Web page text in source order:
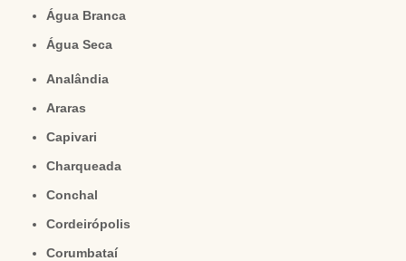
Água Branca
Água Seca
Analândia
Araras
Capivari
Charqueada
Conchal
Cordeirópolis
Corumbataí